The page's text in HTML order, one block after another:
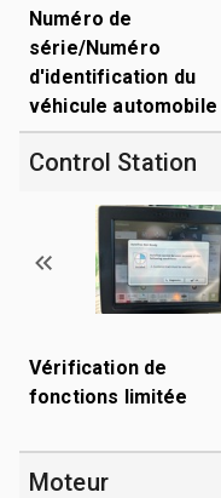
Numéro de
série/Numéro
d'identification du
véhicule automobile
Control Station
Vérification de
fonctions limitée
Moteur